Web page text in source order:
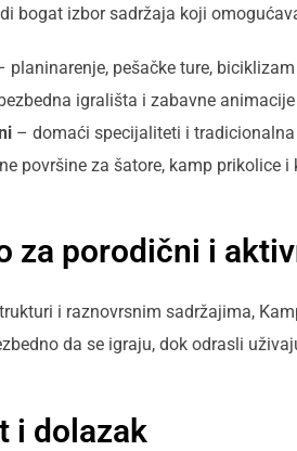
bogat izbor sadržaja koji
planinarenje, pešačke ture,
igrališta i zabavne animacije
– domaći specijaliteti i
površine za šatore, kamp prikolice i
za porodični i
i raznovrsnim sadržajima,
da se igraju, dok odrasli
i dolazak